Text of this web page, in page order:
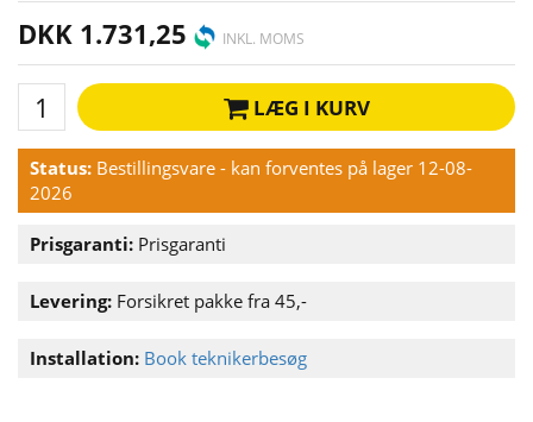
DKK 1.731,25 INKL. MOMS
LÆG I KURV
Status: Bestillingsvare - kan forventes på lager 12-08-
2026
Prisgaranti: Prisgaranti
Levering: Forsikret pakke fra 45,-
Installation: Book teknikerbesøg